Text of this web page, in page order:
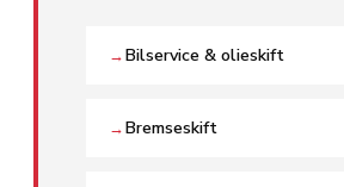
→Bilservice & olieskift
→Bremseskift